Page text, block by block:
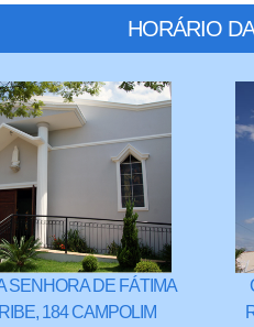
HORÁRIO
SENHORA DE FÁTIMA
184 CAMPOLIM